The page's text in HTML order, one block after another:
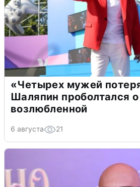
«Четырех мужей
Шаляпин проболтался о
возлюбленной
6 августа 21